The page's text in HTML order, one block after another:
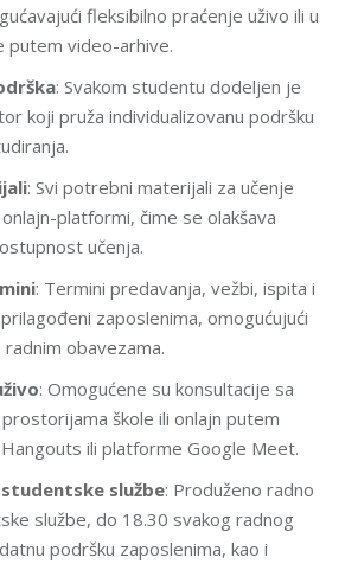
fleksibilno praćenje uživo ili u
putem video-arhive.
: Svakom studentu dodeljen je
koji pruža individualizovanu podršku
: Svi potrebni materijali za učenje
platformi, čime se olakšava
učenja.
: Termini predavanja, vežbi, ispita i
zaposlenima, omogućujući
obavezama.
: Omogućene su konsultacije sa
škole ili onlajn putem
ili platforme Google Meet.
službe: Produženo radno
službe, do 18.30 svakog radnog
podršku zaposlenima, kao i